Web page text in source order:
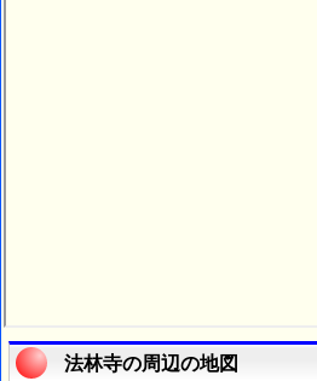
法林寺の周辺の地図